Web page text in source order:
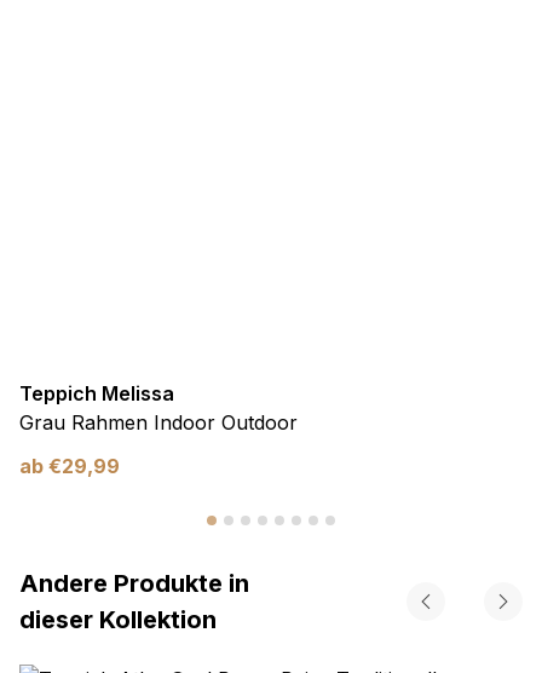
Teppich Melissa
Grau Rahmen Indoor Outdoor
ab €29,99
Andere Produkte in
dieser Kollektion